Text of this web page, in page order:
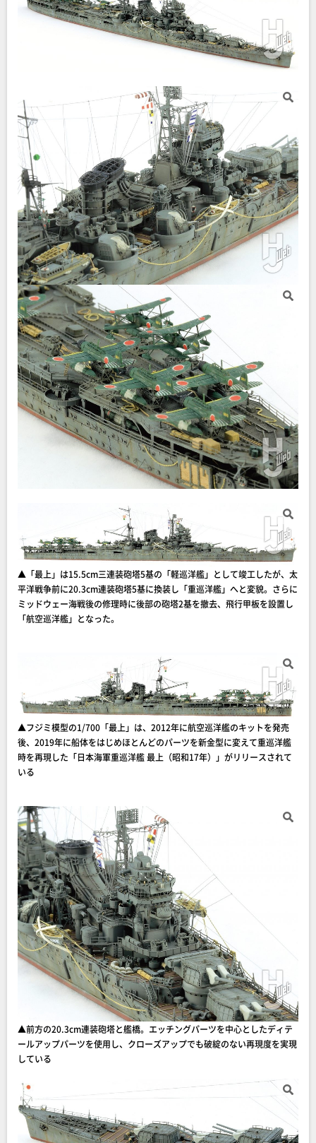
▲「最上」は15.5cm三連装砲塔5基の「軽巡洋艦」として竣工したが、太
平洋戦争前に20.3cm連装砲塔5基に換装し「重巡洋艦」へと変貌。さらに
ミッドウェー海戦後の修理時に後部の砲塔2基を撤去、飛行甲板を設置し
「航空巡洋艦」となった。
▲フジミ模型の1/700「最上」は、2012年に航空巡洋艦のキットを発売
後、2019年に船体をはじめほとんどのパーツを新金型に変えて重巡洋艦
時を再現した「日本海軍重巡洋艦 最上（昭和17年）」がリリースされて
いる
▲前方の20.3cm連装砲塔と艦橋。エッチングパーツを中心としたディテ
ールアップパーツを使用し、クローズアップでも破綻のない再現度を実現
している